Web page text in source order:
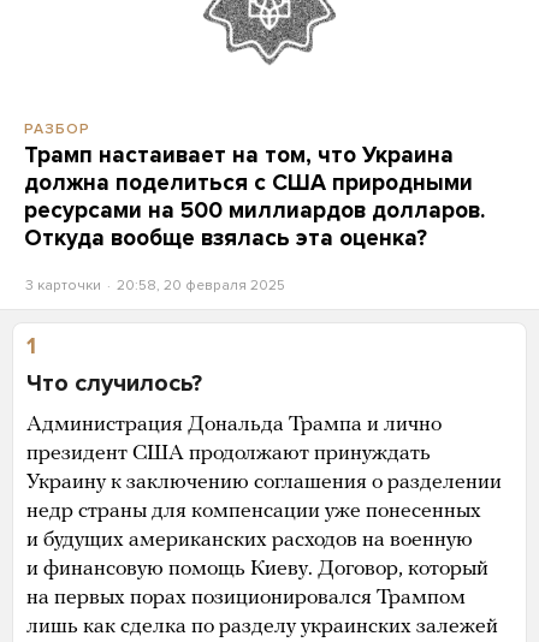
РАЗБОР
Трамп настаивает на том, что Украина
должна поделиться с США природными
ресурсами на 500 миллиардов долларов.
Откуда вообще взялась эта оценка?
3 карточки 20:58, 20 февраля 2025
1
Что случилось?
Администрация Дональда Трампа и лично
президент США продолжают принуждать
Украину к заключению соглашения о разделении
недр страны для компенсации уже понесенных
и будущих американских расходов на военную
и финансовую помощь Киеву. Договор, который
на первых порах позиционировался Трампом
лишь как сделка по разделу украинских залежей